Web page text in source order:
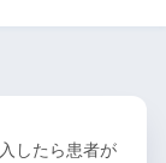
したら患者が